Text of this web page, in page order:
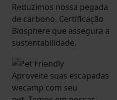
Reduzimos nossa pegada
de carbono. Certificação
Biosphere que assegura a
sustentabilidade.
Aproveite suas escapadas
wecamp com seu